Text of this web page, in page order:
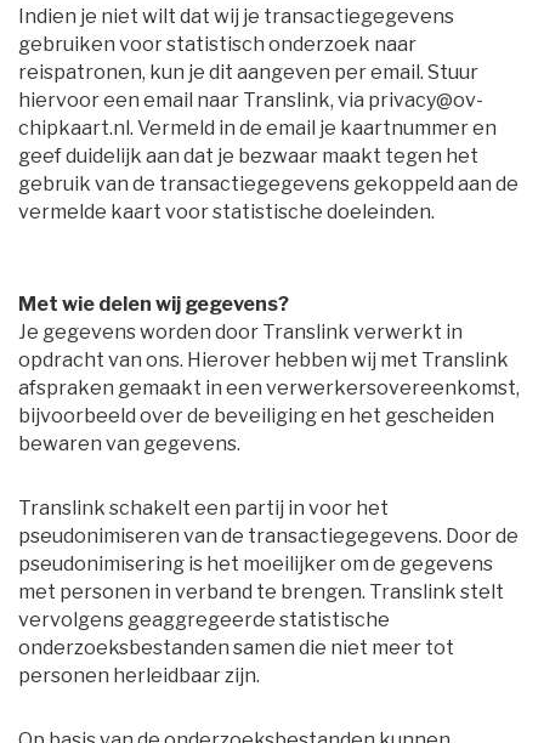
Indien je niet wilt dat wij je transactiegegevens
gebruiken voor statistisch onderzoek naar
reispatronen, kun je dit aangeven per email. Stuur
hiervoor een email naar Translink, via privacy@ov-
chipkaart.nl. Vermeld in de email je kaartnummer en
geef duidelijk aan dat je bezwaar maakt tegen het
gebruik van de transactiegegevens gekoppeld aan de
vermelde kaart voor statistische doeleinden.
Met wie delen wij gegevens?
Je gegevens worden door Translink verwerkt in
opdracht van ons. Hierover hebben wij met Translink
afspraken gemaakt in een verwerkersovereenkomst,
bijvoorbeeld over de beveiliging en het gescheiden
bewaren van gegevens.
Translink schakelt een partij in voor het
pseudonimiseren van de transactiegegevens. Door de
pseudonimisering is het moeilijker om de gegevens
met personen in verband te brengen. Translink stelt
vervolgens geaggregeerde statistische
onderzoeksbestanden samen die niet meer tot
personen herleidbaar zijn.